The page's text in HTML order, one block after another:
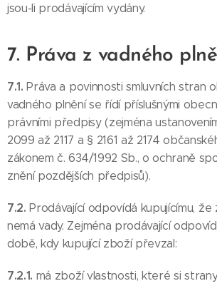
jsou-li prodávajícím vydány.
7. Práva z vadného
7.1.Práva a povinnosti smluvních stran
vadného plnění se řídí příslušnými
právními předpisy (zejména
2099 až 2117 a § 2161 až 2174
zákonem č. 634/1992 Sb., o ochraně
znění pozdějších předpisů).
7.2.Prodávající odpovídá kupujícímu,
nemá vady. Zejména prodávající
době, kdy kupující zboží převzal:
7.2.1. má zboží vlastnosti, které si